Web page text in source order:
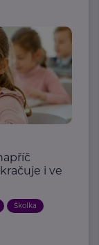
i ve
Školka